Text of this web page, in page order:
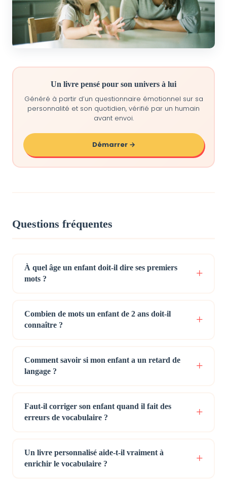
Un livre pensé pour son univers à lui
Généré à partir d’un questionnaire émotionnel sur sa
personnalité et son quotidien, vérifié par un humain
avant envoi.
Démarrer →
Questions fréquentes
À quel âge un enfant doit-il dire ses premiers
mots ?
Combien de mots un enfant de 2 ans doit-il
connaître ?
Comment savoir si mon enfant a un retard de
langage ?
Faut-il corriger son enfant quand il fait des
erreurs de vocabulaire ?
Un livre personnalisé aide-t-il vraiment à
enrichir le vocabulaire ?